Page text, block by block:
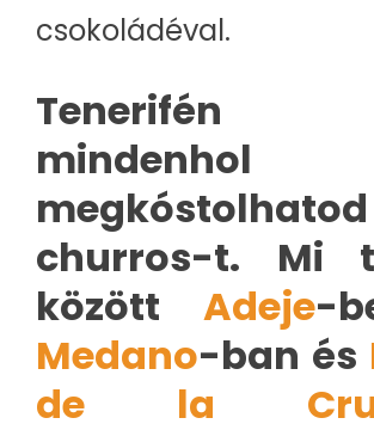
csokoládéval.
Tenerifén
mindenhol
churros-t. Mi
között Adeje-
Medano-ban és
de la